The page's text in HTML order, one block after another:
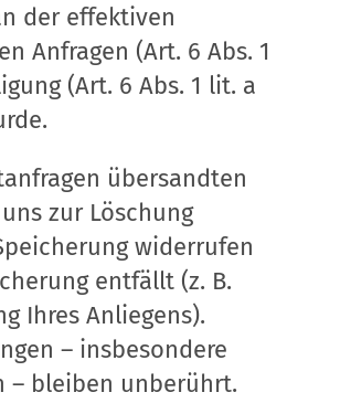
der effektiven
Anfragen (Art. 6 Abs. 1
(Art. 6 Abs. 1 lit. a
übersandten
zur Löschung
widerrufen
entfällt (z. B.
Ihres Anliegens).
– insbesondere
– bleiben unberührt.